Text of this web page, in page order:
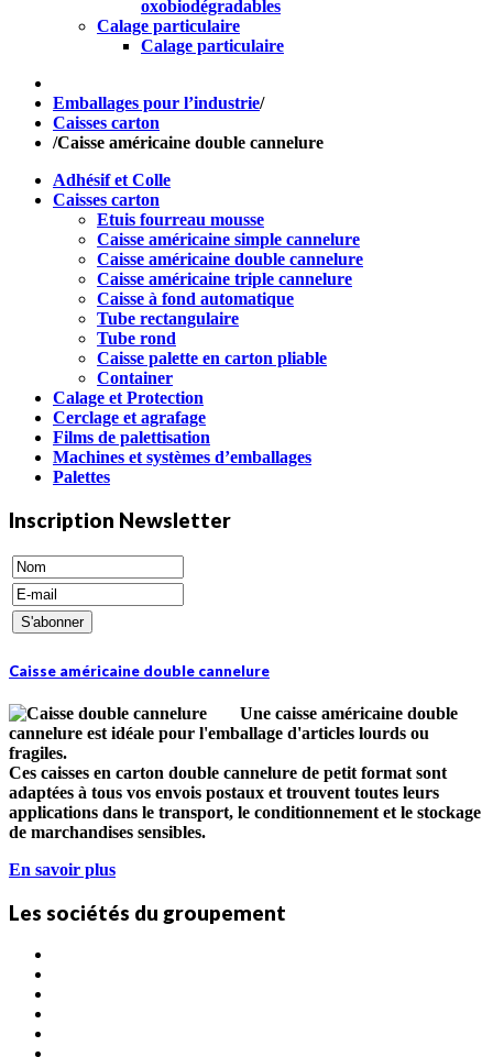
oxobiodégradables
Calage particulaire
Calage particulaire
Emballages pour l’industrie/
Caisses carton
/Caisse américaine double cannelure
Adhésif et Colle
Caisses carton
Etuis fourreau mousse
Caisse américaine simple cannelure
Caisse américaine double cannelure
Caisse américaine triple cannelure
Caisse à fond automatique
Tube rectangulaire
Tube rond
Caisse palette en carton pliable
Container
Calage et Protection
Cerclage et agrafage
Films de palettisation
Machines et systèmes d’emballages
Palettes
Inscription Newsletter
Caisse américaine double cannelure
Une caisse américaine double
cannelure est idéale pour l'emballage d'articles lourds ou
fragiles.
Ces caisses en carton double cannelure de petit format sont
adaptées à tous vos envois postaux et trouvent toutes leurs
applications dans le transport, le conditionnement et le stockage
de marchandises sensibles.
En savoir plus
Les sociétés du groupement